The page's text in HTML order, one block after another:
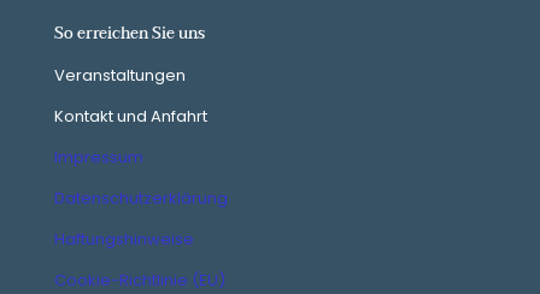
So erreichen Sie uns
Veranstaltungen
Kontakt und Anfahrt
Impressum
Datenschutzerklärung
Haftungshinweise
Cookie-Richtlinie (EU)